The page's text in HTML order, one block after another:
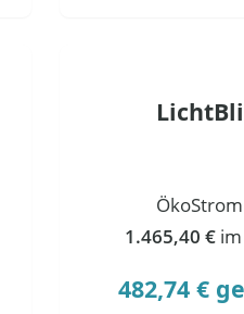
1.465,40 €
482,74 €